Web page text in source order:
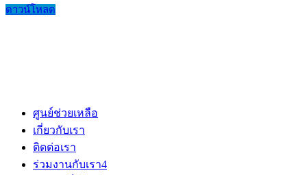
ดาวน์โหลด
ศูนย์ช่วยเหลือ
เกี่ยวกับเรา
ติดต่อเรา
ร่วมงานกับเรา4